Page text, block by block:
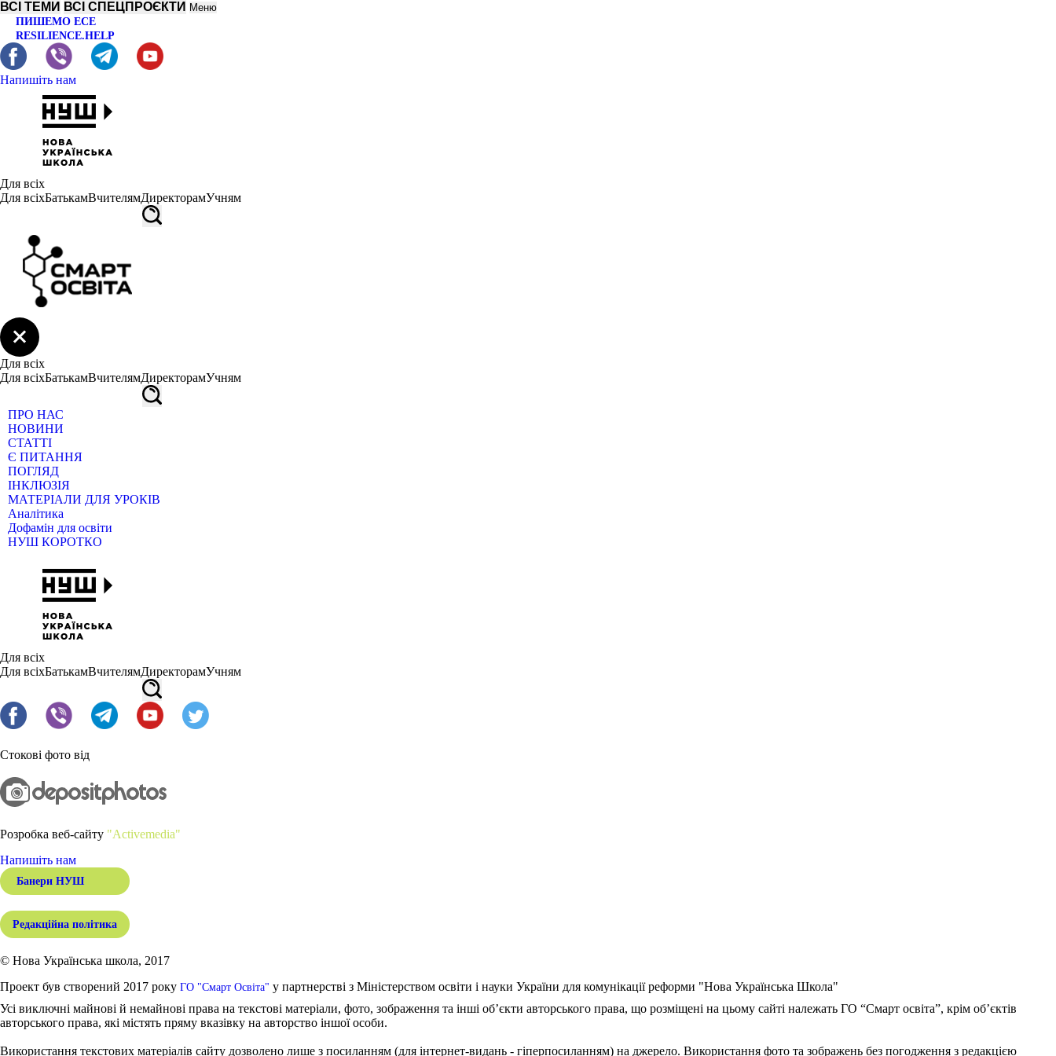
ВСІ ТЕМИ ВСІ СПЕЦПРОЄКТИ Меню
ПИШЕМО ЕСЕ
RESILIENCE.HELP
Напишіть нам
Для всіх
Для всіхБатькамВчителямДиректорамУчням
Для всіх
Для всіхБатькамВчителямДиректорамУчням
ПРО НАС
НОВИНИ
СТАТТІ
Є ПИТАННЯ
ПОГЛЯД
ІНКЛЮЗІЯ
МАТЕРІАЛИ ДЛЯ УРОКІВ
Аналітика
Дофамін для освіти
НУШ КОРОТКО
Для всіх
Для всіхБатькамВчителямДиректорамУчням
Стокові фото від
Розробка веб-сайту "Activemedia"
Напишіть нам
Банери НУШ
Редакційна політика
© Нова Українська школа, 2017
Проект був створений 2017 року ГО "Смарт Освіта" у партнерстві з Міністерством освіти і науки України для комунікації реформи "Нова Українська Школа"
Усі виключні майнові й немайнові права на текстові матеріали, фото, зображення та інші об’єкти авторського права, що розміщені на цьому сайті належать ГО “Смарт освіта”, крім об’єктів
авторського права, які містять пряму вказівку на авторство іншої особи.
Використання текстових матеріалів сайту дозволено лише з посиланням (для інтернет-видань - гіперпосиланням) на джерело. Використання фото та зображень без погодження з редакцією